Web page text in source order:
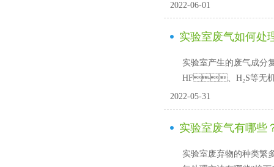
2022-06-01
实验室废气如何处
实验室产生的废气成分复杂
HF、H₂S等无机废气
2022-05-31
实验室废气有哪些
实验室废弃物的种类繁多